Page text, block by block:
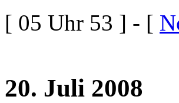
[ 05 Uhr 53 ] - [
20. Juli 2008